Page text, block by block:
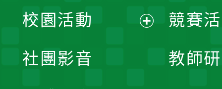
競賽
教師
開
校園活動
社團影音